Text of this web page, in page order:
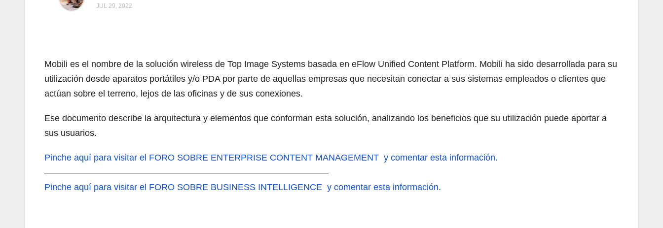
JUL 29, 2022
Mobili es el nombre de la solución wireless de Top Image Systems basada en eFlow Unified Content Platform. Mobili ha sido desarrollada para su
utilización desde aparatos portátiles y/o PDA por parte de aquellas empresas que necesitan conectar a sus sistemas empleados o clientes que
actúan sobre el terreno, lejos de las oficinas y de sus conexiones.
Ese documento describe la arquitectura y elementos que conforman esta solución, analizando los beneficios que su utilización puede aportar a
sus usuarios.
Pinche aquí para visitar el FORO SOBRE ENTERPRISE CONTENT MANAGEMENT y comentar esta información.
————————————————————————————————
Pinche aquí para visitar el FORO SOBRE BUSINESS INTELLIGENCE y comentar esta información.